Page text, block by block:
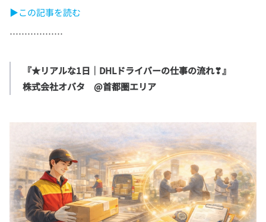
▶この記事を読む
『★リアルな1日｜DHLドライバーの仕事の流れ❣』
株式会社オバタ　@首都圏エリア